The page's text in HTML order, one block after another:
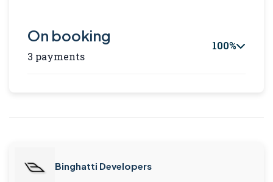
On booking
3 payments
100%
Binghatti Developers